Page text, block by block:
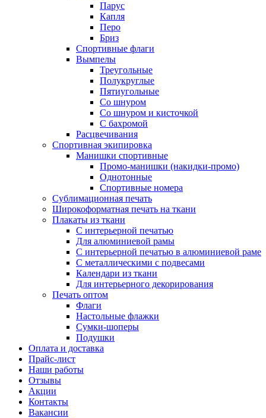
Парус
Капля
Перо
Бриз
Спортивные флаги
Вымпелы
Треугольные
Полукруглые
Пятиугольные
Со шнуром
Со шнуром и кисточкой
С бахромой
Расцвечивания
Спортивная экипировка
Манишки спортивные
Промо-манишки (накидки-промо)
Однотонные
Спортивные номера
Сублимационная печать
Широкоформатная печать на ткани
Плакаты из ткани
С интерьерной печатью
Для алюминиевой рамы
С интерьерной печатью в алюминиевой раме
С металлическими с подвесами
Календари из ткани
Для интерьерного декорирования
Печать оптом
Флаги
Настольные флажки
Сумки-шоперы
Подушки
Оплата и доставка
Прайс-лист
Наши работы
Отзывы
Акции
Контакты
Вакансии